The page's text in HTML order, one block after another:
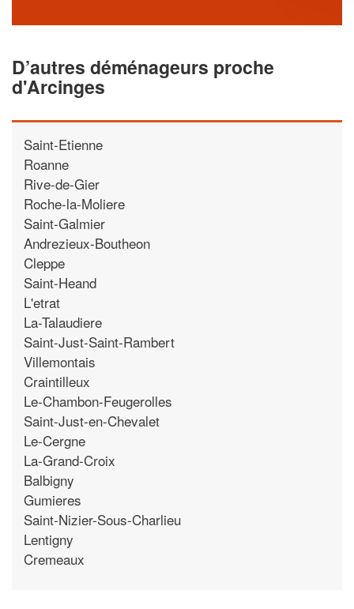
D’autres déménageurs proche
d'Arcinges
Saint-Etienne
Roanne
Rive-de-Gier
Roche-la-Moliere
Saint-Galmier
Andrezieux-Boutheon
Cleppe
Saint-Heand
L'etrat
La-Talaudiere
Saint-Just-Saint-Rambert
Villemontais
Craintilleux
Le-Chambon-Feugerolles
Saint-Just-en-Chevalet
Le-Cergne
La-Grand-Croix
Balbigny
Gumieres
Saint-Nizier-Sous-Charlieu
Lentigny
Cremeaux